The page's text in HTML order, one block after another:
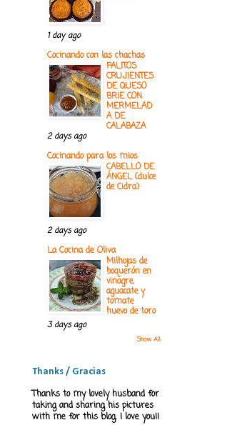
1 day ago
Cocinando con las chachas
PALITOS
CRUJIENTES
DE QUESO
BRIE CON
MERMELAD
A DE
CALABAZA
2 days ago
Cocinando para los mios
CABELLO DE
ÁNGEL (dulce
de Cidra)
2 days ago
La Cocina de Oliva
Milhojas de
boquerón en
vinagre,
aguacate y
tomate
huevo de toro
3 days ago
Show All
Thanks / Gracias
Thanks to my lovely husband for
taking and sharing his pictures
with me for this blog. I love you!!